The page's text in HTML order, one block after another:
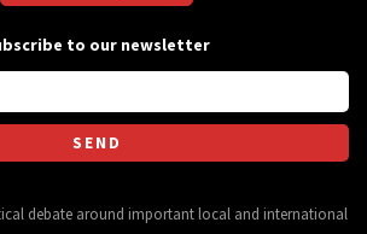
to our newsletter
debate around important local and international